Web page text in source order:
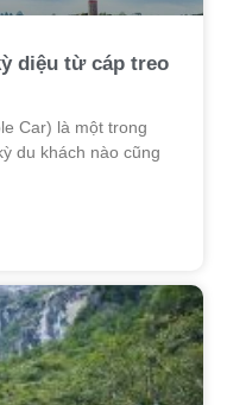
diệu từ cáp treo
Car) là một trong
du khách nào cũng